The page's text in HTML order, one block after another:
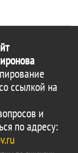
ссылкой на
и
по адресу: